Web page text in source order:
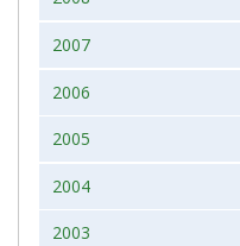
2007
2006
2005
2004
2003